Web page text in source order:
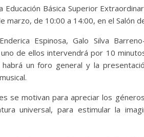
Básica Superior
marzo, de 10:00 a 14:00, en el Salón
Espinosa, Galo Silva
uno de ellos intervendrá por 10
un foro general y la
se motivan para apreciar los
universal, para estimular la